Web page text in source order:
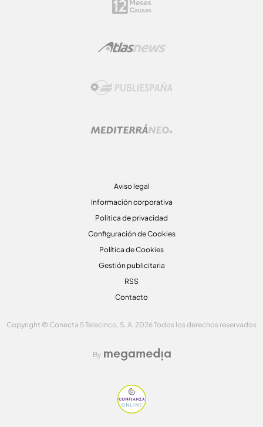
Aviso legal
Información corporativa
Politica de privacidad
Configuración de Cookies
Política de Cookies
Gestión publicitaria
RSS
Contacto
Copyright © Conecta 5 Telecinco, S. A. 2026 Todos los derechos reservados
By